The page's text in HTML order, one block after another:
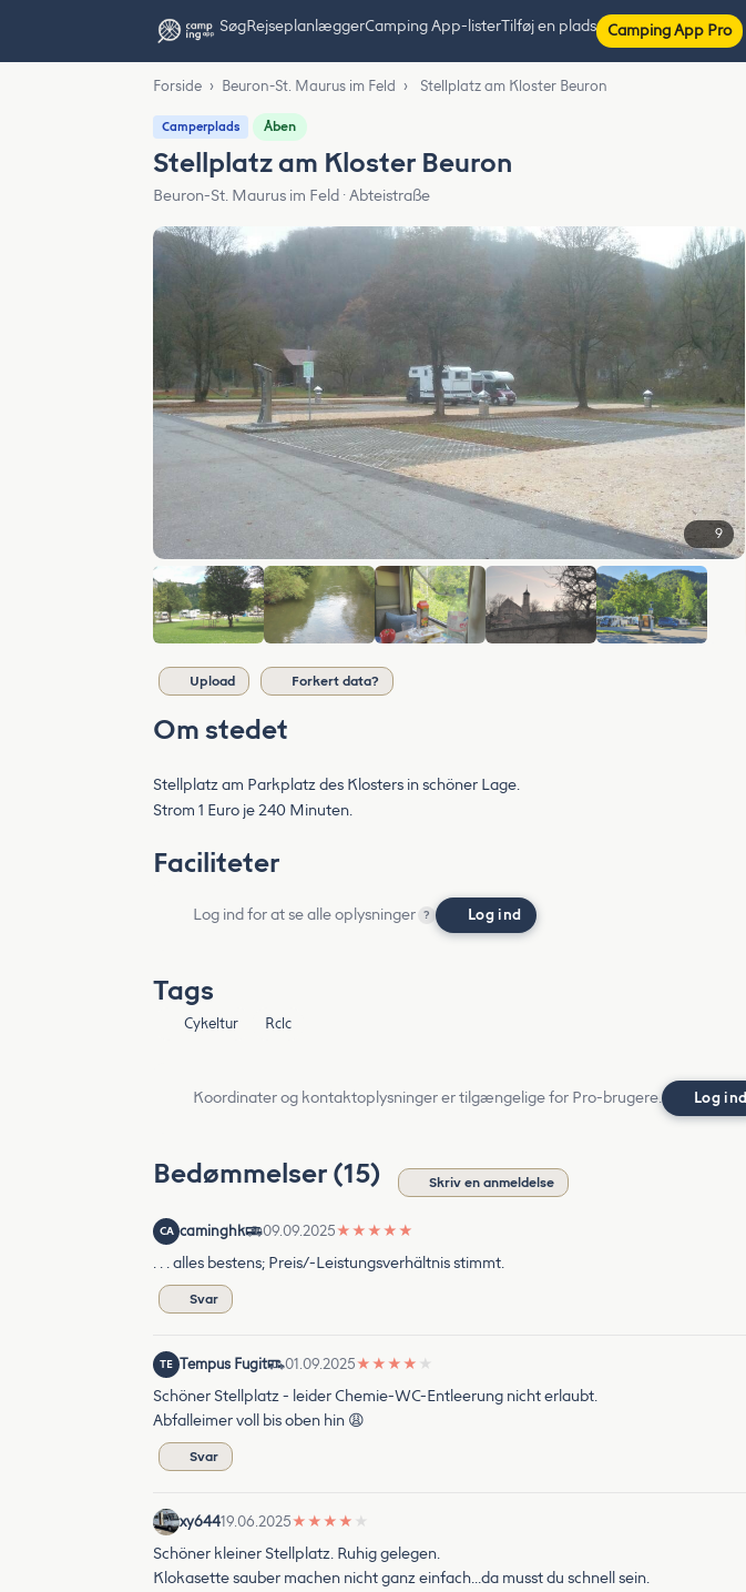
SøgRejseplanlæggerCamping App-listerTilføj en plads Camping App Pro
Forside › Beuron-St. Maurus im Feld › Stellplatz am Kloster Beuron
Camperplads Åben
Stellplatz am Kloster Beuron
Beuron-St. Maurus im Feld · Abteistraße
9
Upload Forkert data?
Om stedet
Stellplatz am Parkplatz des Klosters in schöner Lage.
Strom 1 Euro je 240 Minuten.
Faciliteter
Log ind for at se alle oplysninger ? Log ind
Tags
Cykeltur Rclc
Koordinater og kontaktoplysninger er tilgængelige for Pro-brugere. Log ind
Bedømmelser (15) Skriv en anmeldelse
CA caminghk 09.09.2025★ ★ ★ ★ ★
. . . alles bestens; Preis/-Leistungsverhältnis stimmt.
Svar
TE Tempus Fugit 01.09.2025★ ★ ★ ★ ★
Schöner Stellplatz - leider Chemie-WC-Entleerung nicht erlaubt.
Abfalleimer voll bis oben hin 😩
Svar
xy64419.06.2025★ ★ ★ ★ ★
Schöner kleiner Stellplatz. Ruhig gelegen.
Klokasette sauber machen nicht ganz einfach…da musst du schnell sein.